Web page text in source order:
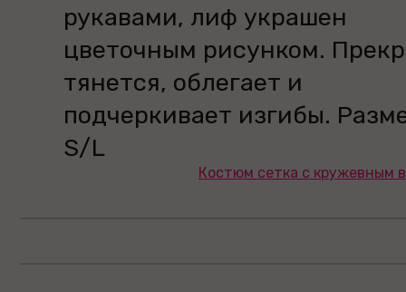
рукавами, лиф украшен
цветочным рисунком.
тянется, облегает и
подчеркивает изгибы.
S/L
Костюм сетка с кружевным